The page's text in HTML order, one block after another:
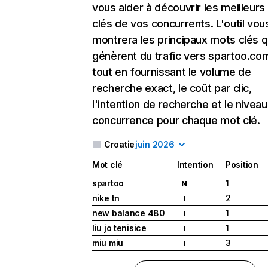
vous aider à découvrir les
clés de vos concurrents. L'outil
montrera les principaux mots clés
génèrent du trafic vers
tout en fournissant le volume de
recherche exact, le coût par clic,
l'intention de recherche et le
concurrence pour chaque mot clé.
Croatiejuin 2026
Mot clé Intention
Position
spartoo
N
1
nike tn
I
2
new balance 480
I
1
liu jo tenisice
I
1
miu miu
I 3